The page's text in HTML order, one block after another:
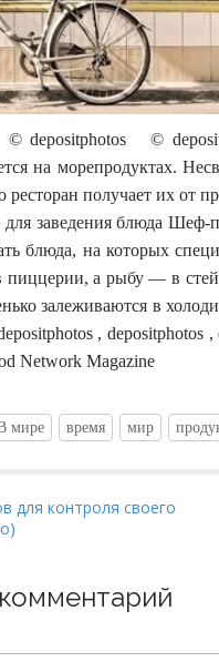
depositphotos ©
на морепродуктах.
ресторан получает их от
заведения блюда
блюда, на которых
пиццерии, а рыбу — в
залеживаются в
, depositphotos
Network Magazine
мире время мир
для контроля своего